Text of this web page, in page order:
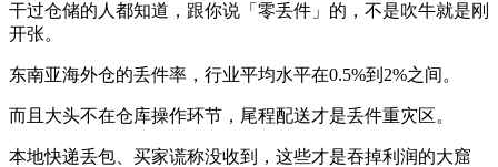
干过仓储的人都知道，跟你说「零丢件」的，不是吹牛就是刚
开张。
东南亚海外仓的丢件率，行业平均水平在0.5%到2%之间。
而且大头不在仓库操作环节，尾程配送才是丢件重灾区。
本地快递丢包、买家谎称没收到，这些才是吞掉利润的大窟